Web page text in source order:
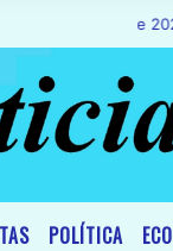
Agosto de 2026 y
POLÍTICA